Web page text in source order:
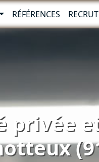
RÉFÉRENCES
privée